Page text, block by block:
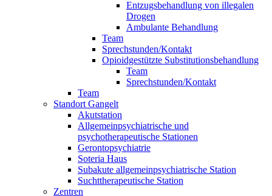
Entzugsbehandlung von illegalen
Drogen
Ambulante Behandlung
Team
Sprechstunden/Kontakt
Opioidgestützte Substitutionsbehandlung
Team
Sprechstunden/Kontakt
Team
Standort Gangelt
Akutstation
Allgemeinpsychiatrische und
psychotherapeutische Stationen
Gerontopsychiatrie
Soteria Haus
Subakute allgemeinpsychiatrische Station
Suchttherapeutische Station
Zentren